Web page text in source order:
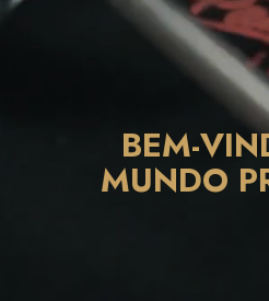
BEM-
MUNDO